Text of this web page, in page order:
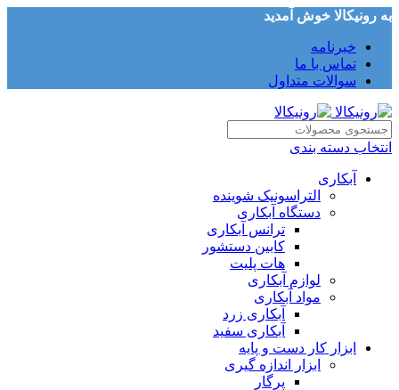
به رونیکالا خوش آمدید
خبرنامه
تماس با ما
سوالات متداول
انتخاب دسته بندی
آبکاری
التراسونیک شوینده
دستگاه آبکاری
ترانس آبکاری
کابین دستشور
هات پلیت
لوازم آبکاری
مواد آبکاری
آبکاری زرد
آبکاری سفید
ابزار کار دست و پایه
ابزار اندازه گیری
پرگار